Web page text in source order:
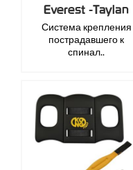
Everest -Taylan
Система крепления
пострадавшего к
спинал..